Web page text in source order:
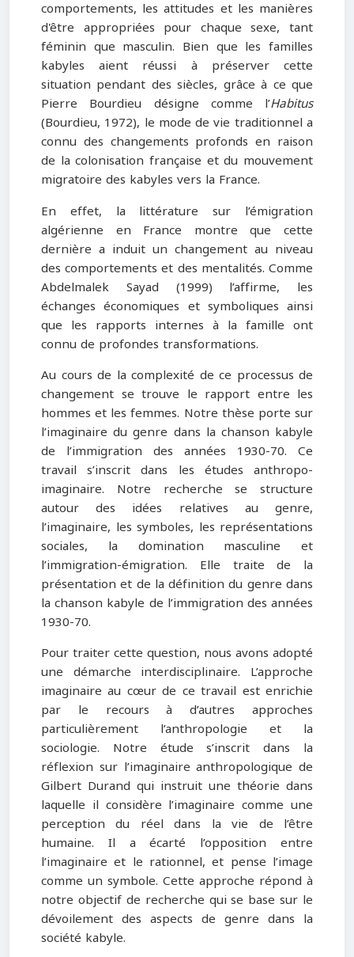
comportements, les attitudes et les manières
d'être appropriées pour chaque sexe, tant
féminin que masculin. Bien que les familles
kabyles aient réussi à préserver cette
situation pendant des siècles, grâce à ce que
Pierre Bourdieu désigne comme l’Habitus
(Bourdieu, 1972), le mode de vie traditionnel a
connu des changements profonds en raison
de la colonisation française et du mouvement
migratoire des kabyles vers la France.
En effet, la littérature sur l’émigration
algérienne en France montre que cette
dernière a induit un changement au niveau
des comportements et des mentalités. Comme
Abdelmalek Sayad (1999) l’affirme, les
échanges économiques et symboliques ainsi
que les rapports internes à la famille ont
connu de profondes transformations.
Au cours de la complexité de ce processus de
changement se trouve le rapport entre les
hommes et les femmes. Notre thèse porte sur
l’imaginaire du genre dans la chanson kabyle
de l’immigration des années 1930-70. Ce
travail s’inscrit dans les études anthropo-
imaginaire. Notre recherche se structure
autour des idées relatives au genre,
l’imaginaire, les symboles, les représentations
sociales, la domination masculine et
l’immigration-émigration. Elle traite de la
présentation et de la définition du genre dans
la chanson kabyle de l’immigration des années
1930-70.
Pour traiter cette question, nous avons adopté
une démarche interdisciplinaire. L’approche
imaginaire au cœur de ce travail est enrichie
par le recours à d’autres approches
particulièrement l’anthropologie et la
sociologie. Notre étude s’inscrit dans la
réflexion sur l’imaginaire anthropologique de
Gilbert Durand qui instruit une théorie dans
laquelle il considère l’imaginaire comme une
perception du réel dans la vie de l’être
humaine. Il a écarté l’opposition entre
l’imaginaire et le rationnel, et pense l’image
comme un symbole. Cette approche répond à
notre objectif de recherche qui se base sur le
dévoilement des aspects de genre dans la
société kabyle.